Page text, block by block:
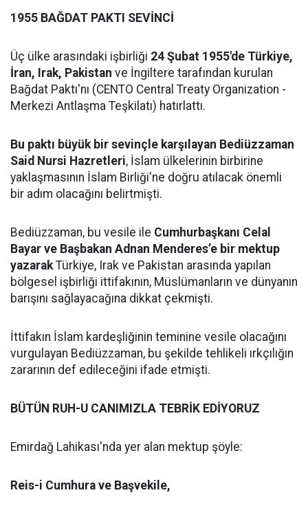
1955 BAĞDAT PAKTI SEVİNCİ
Üç ülke arasındaki işbirliği 24 Şubat 1955'de Türkiye,
İran, Irak, Pakistan ve İngiltere tarafından kurulan
Bağdat Paktı'nı (CENTO Central Treaty Organization -
Merkezi Antlaşma Teşkilatı) hatırlattı.
Bu paktı büyük bir sevinçle karşılayan Bediüzzaman
Said Nursi Hazretleri, İslam ülkelerinin birbirine
yaklaşmasının İslam Birliği'ne doğru atılacak önemli
bir adım olacağını belirtmişti.
Bediüzzaman, bu vesile ile Cumhurbaşkanı Celal
Bayar ve Başbakan Adnan Menderes’e bir mektup
yazarakTürkiye, Irak ve Pakistan arasında yapılan
bölgesel işbirliği ittifakının, Müslümanların ve dünyanın
barışını sağlayacağına dikkat çekmişti.
İttifakın İslam kardeşliğinin teminine vesile olacağını
vurgulayan Bediüzzaman, bu şekilde tehlikeli ırkçılığın
zararının def edileceğini ifade etmişti.
BÜTÜN RUH-U CANIMIZLA TEBRİK EDİYORUZ
Emirdağ Lahikası'nda yer alan mektup şöyle:
Reis-i Cumhura ve Başvekile,